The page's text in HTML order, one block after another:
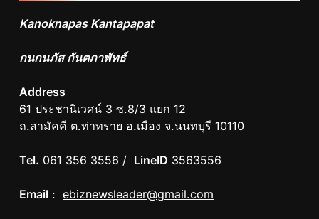
Kanoknapas Kantapapat
กนกนภัส กันตภาพัทธ์
Address
61 ประชานิเวศน์ 3 ซ.8/3 แยก 12
ถ.สามัคคี ต.ท่าทราย อ.เมือง จ.นนทบุรี 10110
Tel. 061 356 3556 / LineID 3563556
Email : ebiznewsleader@gmail.com